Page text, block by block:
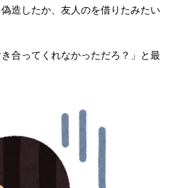
造したか、友人のを借りたみたい
合ってくれなかっただろ？」と最